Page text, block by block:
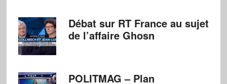
Débat sur RT France au sujet
de l’affaire Ghosn
POLITMAG – Plan